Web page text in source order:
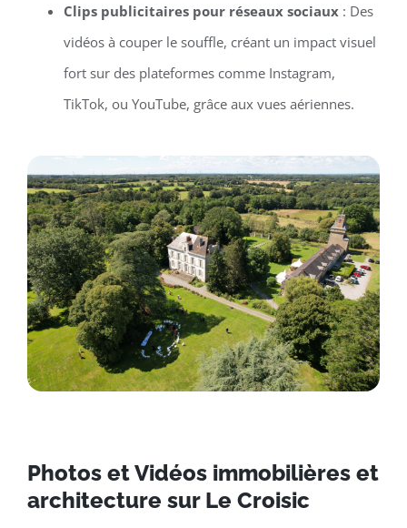
Clips publicitaires pour réseaux sociaux: Des
vidéos à couper le souffle, créant un impact visuel
fort sur des plateformes comme Instagram,
TikTok, ou YouTube, grâce aux vues aériennes.
Photos et Vidéos immobilières et
architecture sur Le Croisic